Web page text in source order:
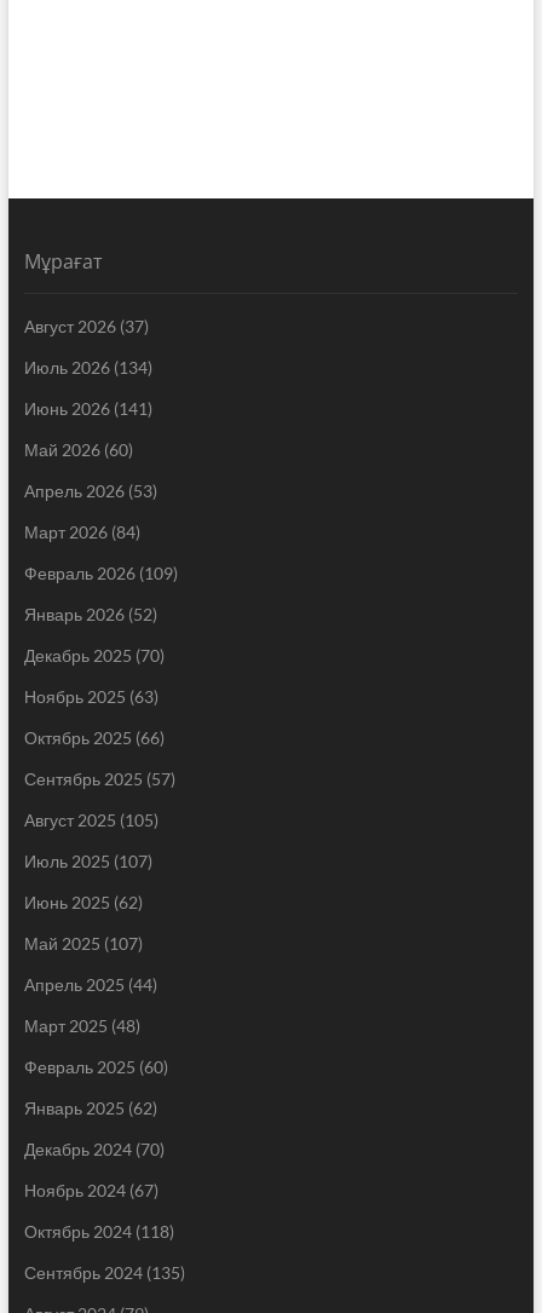
Мұрағат
Август 2026(37)
Июль 2026(134)
Июнь 2026(141)
Май 2026(60)
Апрель 2026(53)
Март 2026(84)
Февраль 2026(109)
Январь 2026(52)
Декабрь 2025 (70)
Ноябрь 2025 (63)
Октябрь 2025 (66)
Сентябрь 2025 (57)
Август 2025 (105)
Июль 2025 (107)
Июнь 2025 (62)
Май 2025 (107)
Апрель 2025 (44)
Март 2025 (48)
Февраль 2025 (60)
Январь 2025 (62)
Декабрь 2024(70)
Ноябрь 2024(67)
Октябрь 2024(118)
Сентябрь 2024(135)